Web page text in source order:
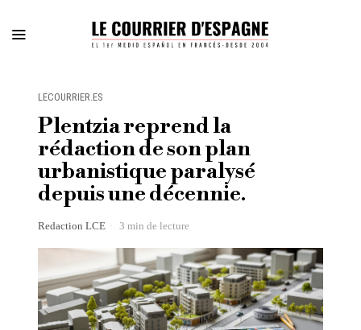
LECOURRIER.ES
Plentzia reprend la
rédaction de son plan
urbanistique paralysé
depuis une décennie.
Redaction LCE 3 min de lecture